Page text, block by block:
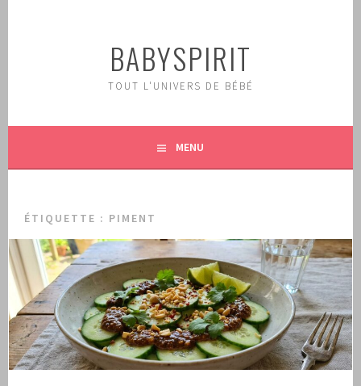
BABYSPIRIT
TOUT L'UNIVERS DE BÉBÉ
MENU
ÉTIQUETTE : PIMENT